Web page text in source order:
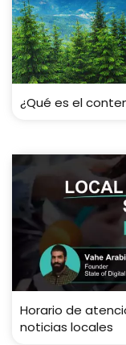
¿Qué es el
Horario de
noticias locales